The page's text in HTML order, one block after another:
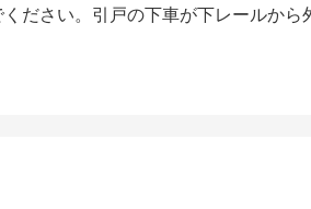
ださい。引戸の下車が下レールから